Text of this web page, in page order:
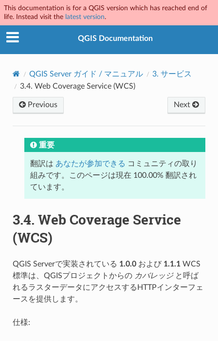
This documentation is for a QGIS version which has reached end of
life. Instead visit the latest version.
QGIS Documentation
QGIS Server ガイド / マニュアル 3. サービス
3.4. Web Coverage Service (WCS)
Previous Next
重要
翻訳は あなたが参加できる コミュニティの取り
組みです。このページは現在 100.00% 翻訳され
ています。
3.4. Web Coverage Service
(WCS)
QGIS Serverで実装されている 1.0.0および 1.1.1WCS
標準は、QGISプロジェクトからの カバレッジと呼ば
れるラスターデータにアクセスするHTTPインターフェ
ースを提供します。
仕様: